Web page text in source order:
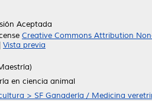
Aceptada
Creative Commons Attribution
Vista previa
en ciencia animal
> SF Ganadería / Medicina